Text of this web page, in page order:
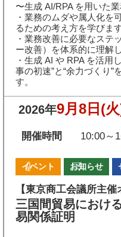
〜生成 AI/RPA を用いた
・業務のムダや属人化を
るための考え方を学びます
・業務改善に必要なステ
ー改善）を体系的に理解し
・生成 AI や RPA を活用
事の初速”と“余力づくり”
す。
2026年9月8日 (
開催時間 10:00～
イベント お知らせ
【東京商工会議所主催
三国間貿易におけ
易関係証明